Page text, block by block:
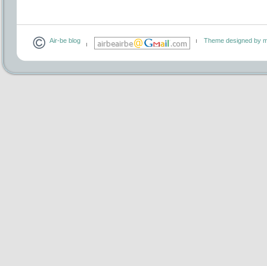
Air-be blog Theme designed by